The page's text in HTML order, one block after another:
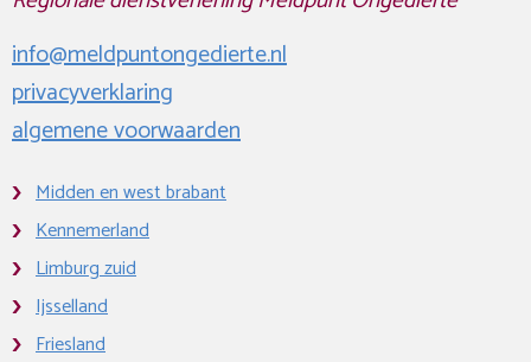
info@meldpuntongedierte.nl
privacyverklaring
algemene voorwaarden
Midden en west brabant
Kennemerland
Limburg zuid
Ijsselland
Friesland